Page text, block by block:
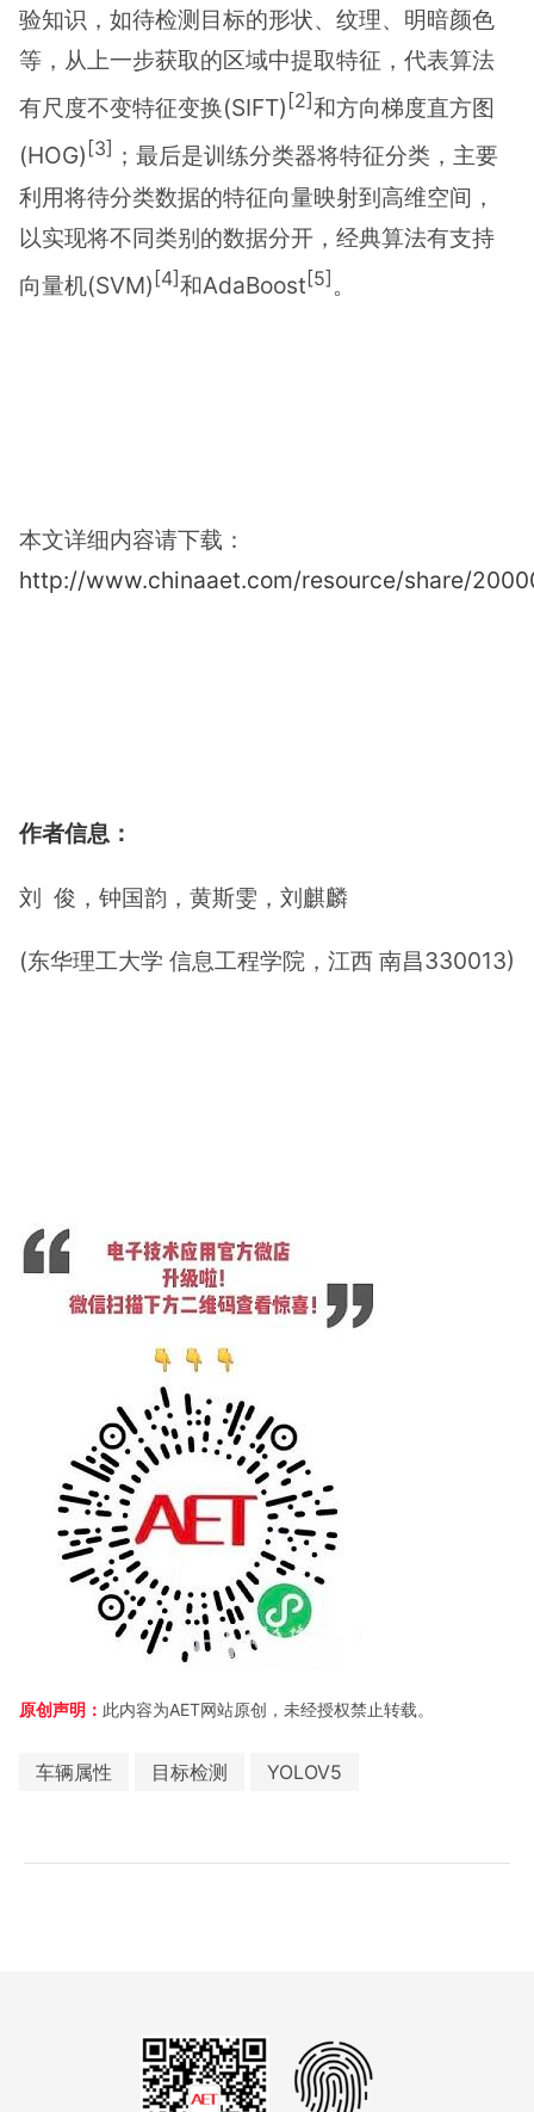
验知识，如待检测目标的形状、纹理、明暗颜色
等，从上一步获取的区域中提取特征，代表算法
有尺度不变特征变换(SIFT) [2]和方向梯度直方图
(HOG) [3] ；最后是训练分类器将特征分类，主要
利用将待分类数据的特征向量映射到高维空间，
以实现将不同类别的数据分开，经典算法有支持
向量机(SVM) [4]和AdaBoost[5] 。
本文详细内容请下载：
http://www.chinaaet.com/resource/share/
作者信息：
刘 俊，钟国韵，黄斯雯，刘麒麟
(东华理工大学 信息工程学院，江西 南昌330013)
原创声明： 此内容为AET网站原创，未经授权禁止转载。
车辆属性 目标检测 YOLOV5